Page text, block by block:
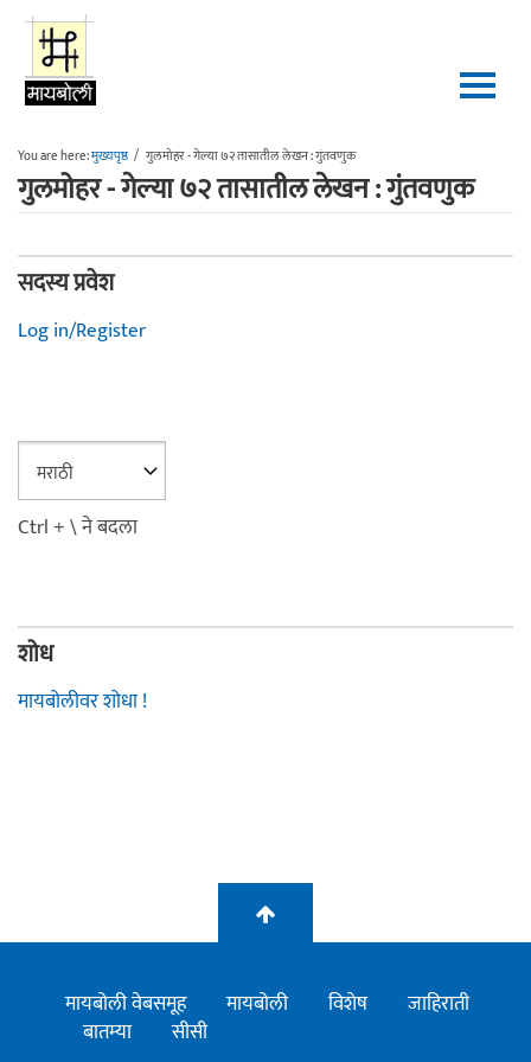
Skip to main content
You are here:मुख्यपृष्ठ / गुलमोहर - गेल्या ७२ तासातील लेखन : गुंतवणुक
गुलमोहर - गेल्या ७२ तासातील लेखन : गुंतवणुक
सदस्य प्रवेश
Log in/Register
Ctrl + \ ने बदला
शोध
मायबोलीवर शोधा !
मायबोली वेबसमूह मायबोली विशेष
जाहिराती
बातम्या
सीसी